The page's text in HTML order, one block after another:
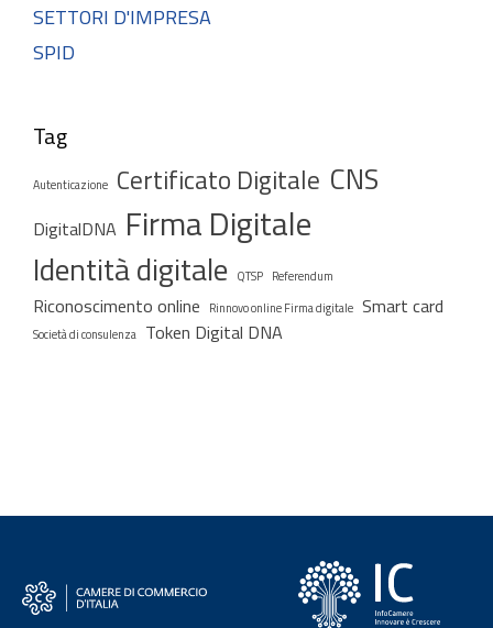
SETTORI D'IMPRESA
SPID
Tag
Autenticazione Certificato Digitale CNS
DigitalDNA Firma Digitale
Identità digitale QTSP Referendum
Riconoscimento online Rinnovo online Firma digitale Smart card
Società di consulenza Token Digital DNA